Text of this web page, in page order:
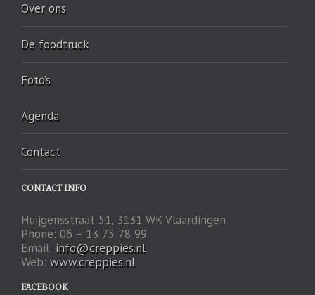
Over ons
De foodtruck
Foto’s
Agenda
Contact
CONTACT INFO
Huijgensstraat 51, 3131 WK Vlaardingen
Phone: 06 – 13 75 78 99
Email: info@creppies.nl
Web: www.creppies.nl
FACEBOOK